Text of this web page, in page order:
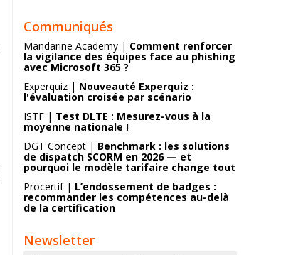
Communiqués
Mandarine Academy | Comment renforcer
la vigilance des équipes face au phishing
avec Microsoft 365 ?
Experquiz | Nouveauté Experquiz :
l'évaluation croisée par scénario
ISTF | Test DLTE : Mesurez-vous à la
moyenne nationale !
DGT Concept | Benchmark : les solutions
de dispatch SCORM en 2026 — et
pourquoi le modèle tarifaire change tout
Procertif | L’endossement de badges :
recommander les compétences au-delà
de la certification
Newsletter